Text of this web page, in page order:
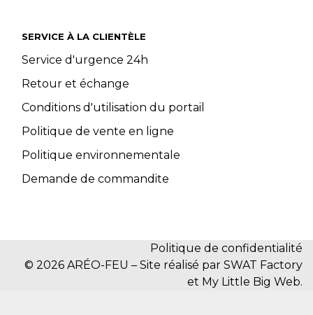
SERVICE À LA CLIENTÈLE
Service d'urgence 24h
Retour et échange
Conditions d'utilisation du portail
Politique de vente en ligne
Politique environnementale
Demande de commandite
Politique de confidentialité
© 2026 ARÉO-FEU – Site réalisé par SWAT Factory
et My Little Big Web.